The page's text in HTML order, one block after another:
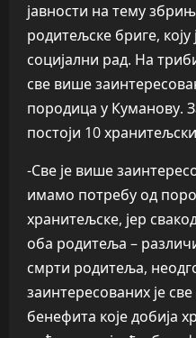
јавности на тему
родитељске бриге,
социјални рад. На
све више
породица у Куманову.
постоји 10
-Све је више
имамо потребу од
хранитељске, јер
оба родитеља –
смрти родитеља,
заинтересованих је
бенефита које добија